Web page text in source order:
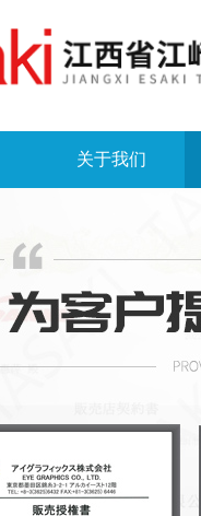
关于我们